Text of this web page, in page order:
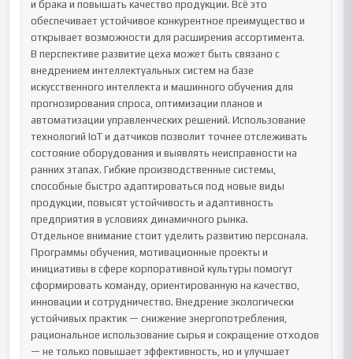
и брака и повышать качество продукции. Всё это
обеспечивает устойчивое конкурентное преимущество и
открывает возможности для расширения ассортимента.
В перспективе развитие цеха может быть связано с
внедрением интеллектуальных систем на базе
искусственного интеллекта и машинного обучения для
прогнозирования спроса, оптимизации планов и
автоматизации управленческих решений. Использование
технологий IoT и датчиков позволит точнее отслеживать
состояние оборудования и выявлять неисправности на
ранних этапах. Гибкие производственные системы,
способные быстро адаптироваться под новые виды
продукции, повысят устойчивость и адаптивность
предприятия в условиях динамичного рынка.
Отдельное внимание стоит уделить развитию персонала.
Программы обучения, мотивационные проекты и
инициативы в сфере корпоративной культуры помогут
сформировать команду, ориентированную на качество,
инновации и сотрудничество. Внедрение экологически
устойчивых практик — снижение энергопотребления,
рациональное использование сырья и сокращение отходов
— не только повышает эффективность, но и улучшает